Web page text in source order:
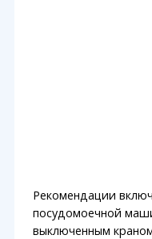
Рекомендации
посудомоечной
выключенным